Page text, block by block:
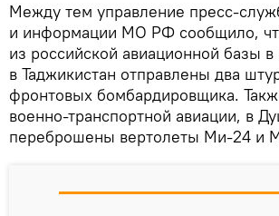
Между тем управление пресс-
и информации МО РФ сообщило,
из российской авиационной базы в
в Таджикистан отправлены два
фронтовых бомбардировщика.
военно-транспортной авиации, в
переброшены вертолеты Ми-24 и